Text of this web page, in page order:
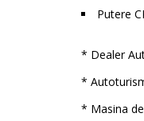
Putere
* Dealer
*
* Masina